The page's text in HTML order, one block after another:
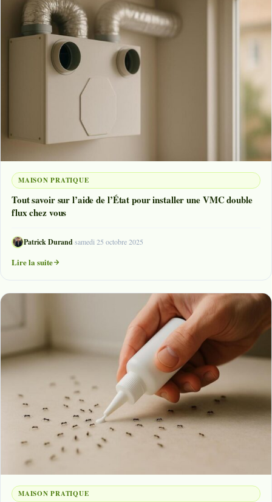
MAISON PRATIQUE
Tout savoir sur l’aide de l’État pour installer une VMC double
flux chez vous
Patrick Durand·samedi 25 octobre 2025
Lire la suite
MAISON PRATIQUE